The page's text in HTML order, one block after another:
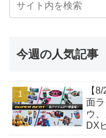
今週の人気記事
【
面
ウ
DX